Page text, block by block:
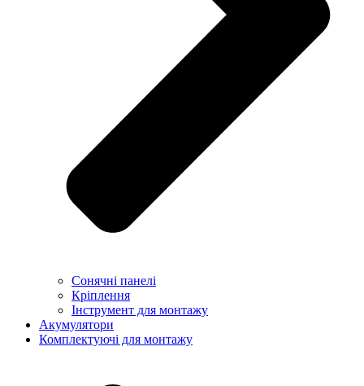
Сонячні панелі
Кріплення
Інструмент для монтажу
Акумулятори
Комплектуючі для монтажу